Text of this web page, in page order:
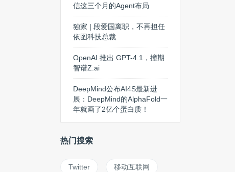
独家 | 段爱国离职，不再担任依
图科技总裁
OpenAI 推出 GPT-4.1，撞期智
谱Z.ai
DeepMind公布AI4S最新进展：
DeepMind的AlphaFold一年就画
了2亿个蛋白质！